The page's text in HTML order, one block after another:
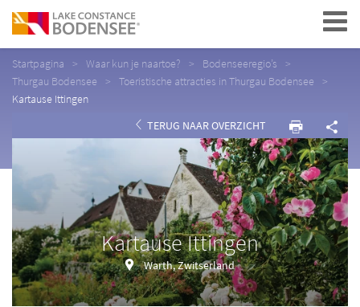
Navigation
Startpagina Waar kun je naartoe?
Bodenseeregio’s
Thurgau Bodensee
Toeristische attracties in Thurgau Bodensee
Kartause Ittingen
TERUG NAAR OVERZICHT
Kartause Ittingen
Warth, Zwitserland